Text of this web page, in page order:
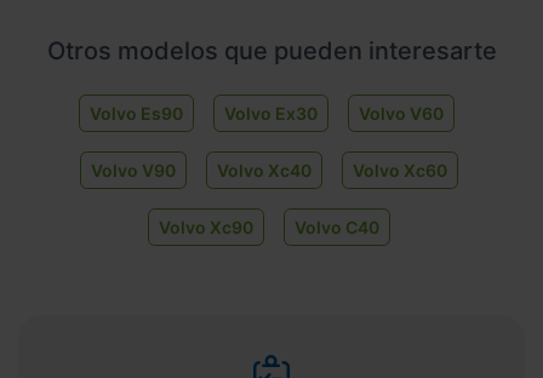
Otros modelos que pueden interesarte
Volvo Es90 Volvo Ex30 Volvo V60
Volvo V90 Volvo Xc40 Volvo Xc60
Volvo Xc90 Volvo C40